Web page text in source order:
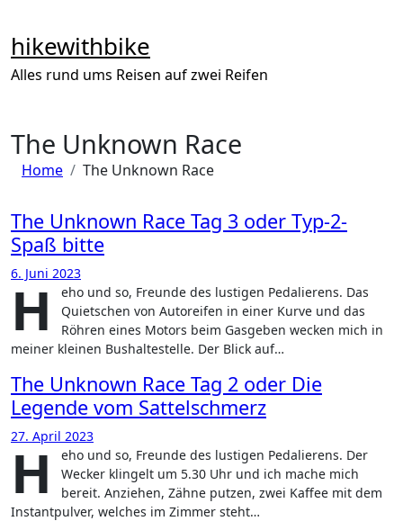
springen
hikewithbike
Alles rund ums Reisen auf zwei Reifen
The Unknown Race
Home The Unknown Race
The Unknown Race Tag 3 oder Typ-2-
Spaß bitte
6. Juni 2023
H
eho und so, Freunde des lustigen Pedalierens. Das
Quietschen von Autoreifen in einer Kurve und das
Röhren eines Motors beim Gasgeben wecken mich in
meiner kleinen Bushaltestelle. Der Blick auf…
The Unknown Race Tag 2 oder Die
Legende vom Sattelschmerz
27. April 2023
H
eho und so, Freunde des lustigen Pedalierens. Der
Wecker klingelt um 5.30 Uhr und ich mache mich
bereit. Anziehen, Zähne putzen, zwei Kaffee mit dem
Instantpulver, welches im Zimmer steht…